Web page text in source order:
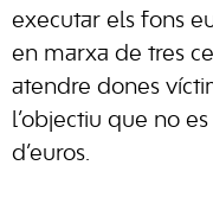
executar els fons
en marxa de tres
atendre dones
l’objectiu que no
d’euros.